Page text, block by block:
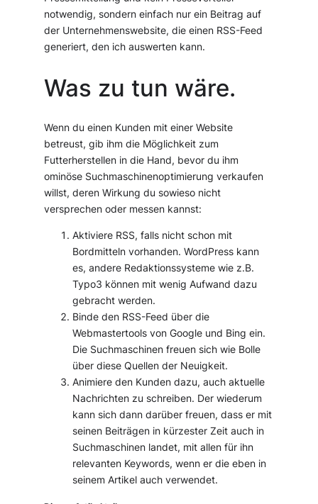
notwendig, sondern einfach nur ein Beitrag auf
der Unternehmenswebsite, die einen RSS-Feed
generiert, den ich auswerten kann.
Was zu tun wäre.
Wenn du einen Kunden mit einer Website
betreust, gib ihm die Möglichkeit zum
Futterherstellen in die Hand, bevor du ihm
ominöse Suchmaschinenoptimierung verkaufen
willst, deren Wirkung du sowieso nicht
versprechen oder messen kannst:
Aktiviere RSS, falls nicht schon mit
Bordmitteln vorhanden. WordPress kann
es, andere Redaktionssysteme wie z.B.
Typo3 können mit wenig Aufwand dazu
gebracht werden.
Binde den RSS-Feed über die
Webmastertools von Google und Bing ein.
Die Suchmaschinen freuen sich wie Bolle
über diese Quellen der Neuigkeit.
Animiere den Kunden dazu, auch aktuelle
Nachrichten zu schreiben. Der wiederum
kann sich dann darüber freuen, dass er mit
seinen Beiträgen in kürzester Zeit auch in
Suchmaschinen landet, mit allen für ihn
relevanten Keywords, wenn er die eben in
seinem Artikel auch verwendet.